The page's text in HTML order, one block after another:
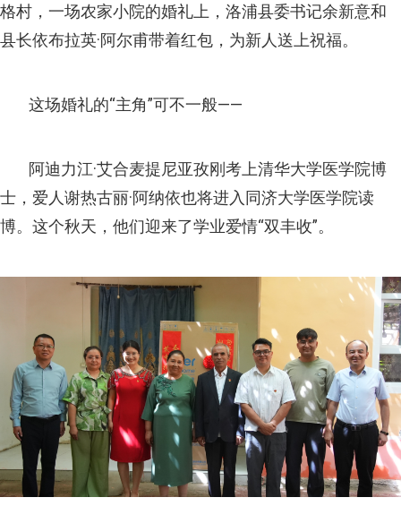
格村，一场农家小院的婚礼上，洛浦县委书记余新意和
县长依布拉英·阿尔甫带着红包，为新人送上祝福。
这场婚礼的“主角”可不一般——
阿迪力江·艾合麦提尼亚孜刚考上清华大学医学院博
士，爱人谢热古丽·阿纳依也将进入同济大学医学院读
博。这个秋天，他们迎来了学业爱情“双丰收”。